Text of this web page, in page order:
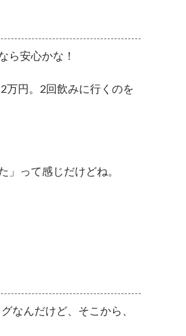
ら安心かな！
万円。2回飲みに行くのを
って感じだけどね。
なんだけど、そこから、